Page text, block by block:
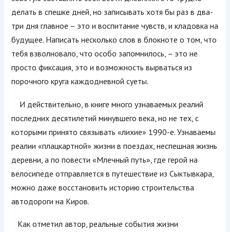
делать в спешке дней, но записывать хотя бы раз в два-
три дня главное – это и воспитание чувств, и кладовка на
будущее. Написать несколько слов в блокноте о том, что
тебя взволновало, что особо запомнилось, – это не
просто фиксация, это и возможность вырваться из
порочного круга каждодневной суеты.
И действительно, в книге много узнаваемых реалий
последних десятилетий минувшего века, но не тех, с
которыми принято связывать «лихие» 1990-е. Узнаваемы
реалии «плацкартной» жизни в поездах, неспешная жизнь
деревни, а по повести «Млечный путь», где герой на
велосипеде отправляется в путешествие из Сыктывкара,
можно даже восстановить историю строительства
автодороги на Киров.
Как отметил автор, реальные события жизни